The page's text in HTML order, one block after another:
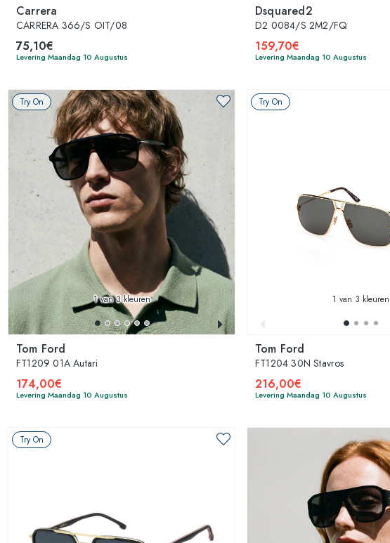
Carrera
CARRERA 366/S OIT/08
75,10€
Levering Maandag 10 Augustus
Dsquared2
D2 0084/S 2M2/FQ
159,70€
Levering Maandag 10 Augustus
Try On
1van 3 kleuren
Tom Ford
FT1209 01A Autari
174,00€
Levering Maandag 10 Augustus
Try On
1 van 3 kleuren
Tom Ford
FT1204 30N Stavros
216,00€
Levering Maandag 10 Augustus
Try On